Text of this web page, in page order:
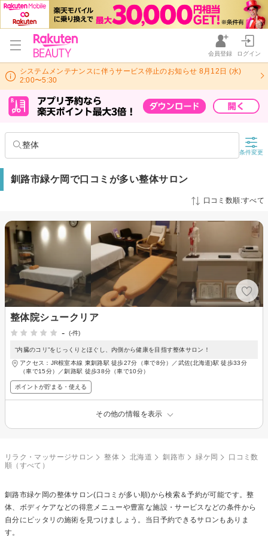
会員登録 ログイン
システムメンテナンスに伴うサービス停止のお知らせ 8月12日 (水)
2:00〜5:30
整体
条件変更
釧路市緑ケ岡で口コミが多い整体サロン
口コミ数順:すべて
整体院シュークリア
-
(-件)
“内臓のコリ”をじっくりとほぐし、内側から健康を目指す整体サロン！
アクセス：JR根室本線 東釧路駅 徒歩27分（車で8分）／武佐(北海道)駅 徒歩33分
（車で15分）／釧路駅 徒歩38分（車で10分）
ポイントが貯まる・使える
その他の情報を表示
リラク・マッサージサロン 整体 北海道 釧路市 緑ケ岡
口コミ数
順（すべて）
釧路市緑ケ岡の整体サロン(口コミが多い順)から検索＆予約が可能です。整
体、ボディケアなどの得意メニューや豊富な施設・サービスなどの条件から
自分にピッタリの施術を見つけましょう。当日予約できるサロンもありま
す。